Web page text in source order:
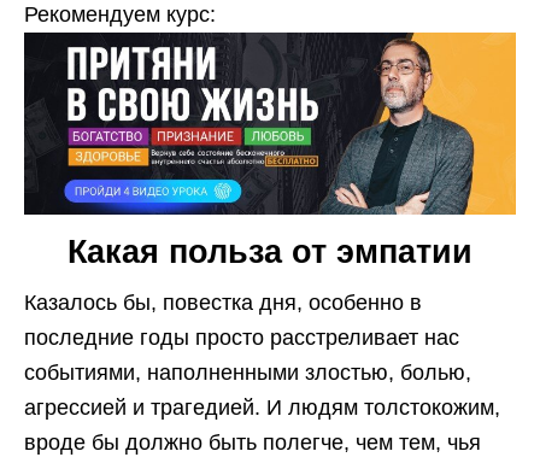
Рекомендуем курс:
Какая польза от эмпатии
Казалось бы, повестка дня, особенно в
последние годы просто расстреливает нас
событиями, наполненными злостью, болью,
агрессией и трагедией. И людям толстокожим,
вроде бы должно быть полегче, чем тем, чья